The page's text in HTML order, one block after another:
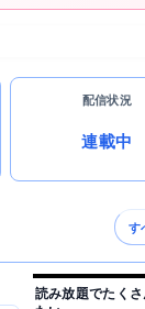
配信状況
連載中
す
読み放題でたく